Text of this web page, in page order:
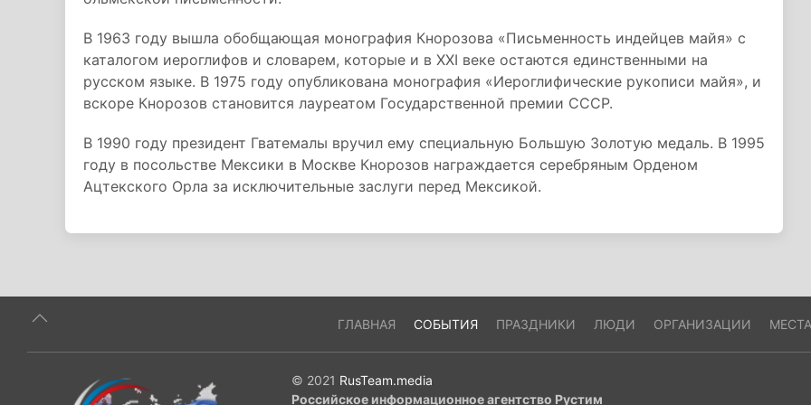
В 1963 году вышла обобщающая монография Кнорозова «Письменность индейцев майя» с
каталогом иероглифов и словарем, которые и в XXI веке остаются единственными на
русском языке. В 1975 году опубликована монография «Иероглифические рукописи майя», и
вскоре Кнорозов становится лауреатом Государственной премии СССР.
В 1990 году президент Гватемалы вручил ему специальную Большую Золотую медаль. В 1995
году в посольстве Мексики в Москве Кнорозов награждается серебряным Орденом
Ацтекского Орла за исключительные заслуги перед Мексикой.
ГЛАВНАЯ СОБЫТИЯ ПРАЗДНИКИ ЛЮДИ ОРГАНИЗАЦИИ МЕСТА
© 2021 RusTeam.media
Российское информационное агентство Рустим